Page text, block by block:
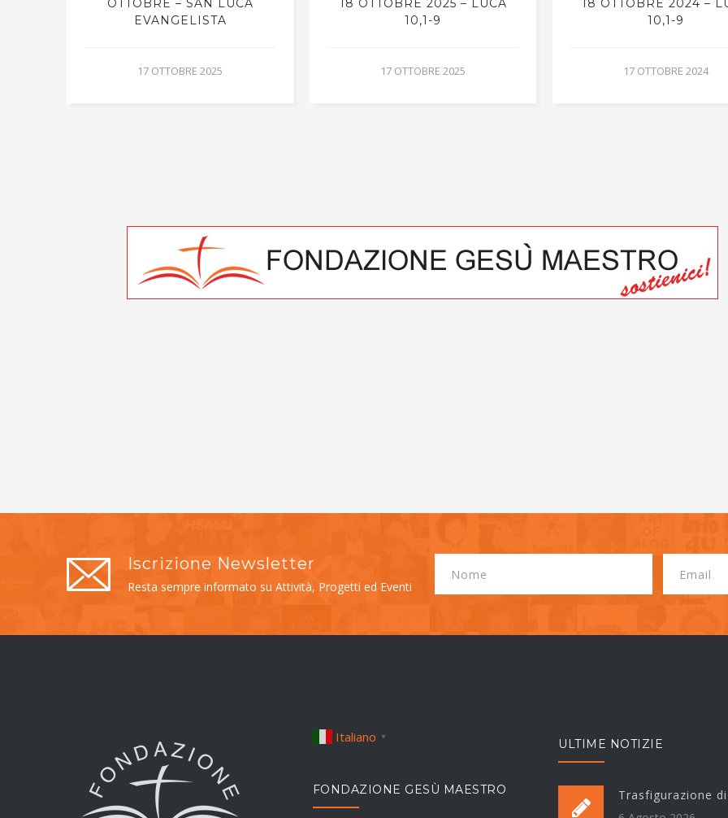
OTTOBRE – SAN LUCA
EVANGELISTA
17 OTTOBRE 2025
18 OTTOBRE 2025 – LUCA
10,1-9
17 OTTOBRE 2025
18 OTTOBRE 2024 –
10,1-9
17 OTTOBRE 2024
Iscrizione Newsletter
Resta sempre informato su Attività, Progetti ed Eventi
Italiano ▼
FONDAZIONE GESÙ MAESTRO
ULTIME NOTIZIE
Trasfigurazione di